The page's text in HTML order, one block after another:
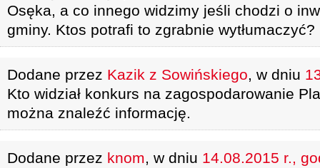
Osęka, a co innego widzimy jeśli chodzi o
gminy. Ktos potrafi to zgrabnie wytłumaczyć?
Dodane przez Kazik z Sowińskiego, w dniu
Kto widział konkurs na zagospodarowanie
można znaleźć informację.
Dodane przez knom, w dniu 14.08.2015 r.,